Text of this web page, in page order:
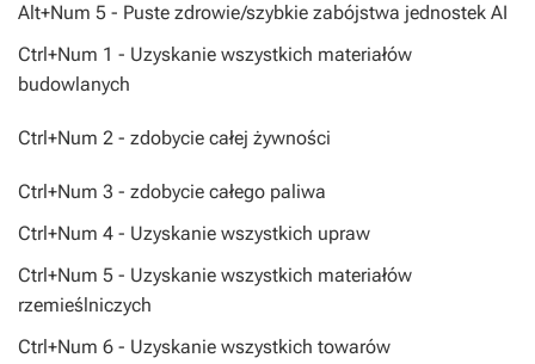
Alt+Num 5 - Puste zdrowie/szybkie zabójstwa jednostek AI
Ctrl+Num 1 - Uzyskanie wszystkich materiałów
budowlanych
Ctrl+Num 2 - zdobycie całej żywności
Ctrl+Num 3 - zdobycie całego paliwa
Ctrl+Num 4 - Uzyskanie wszystkich upraw
Ctrl+Num 5 - Uzyskanie wszystkich materiałów
rzemieślniczych
Ctrl+Num 6 - Uzyskanie wszystkich towarów